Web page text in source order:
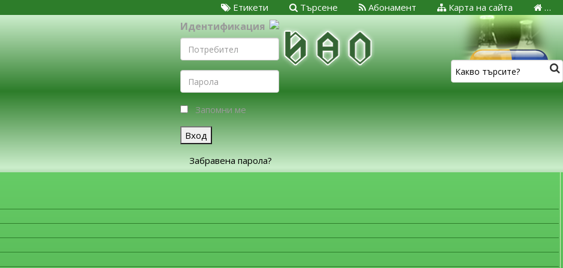
…
Карта на сайта
Абонамент
Търсене
Етикети
Идентификация
Запомни ме
Вход
Забравена парола?